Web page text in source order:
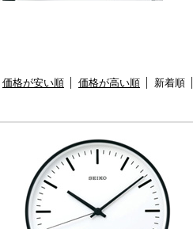
価格が安い順 価格が高い順 新着順